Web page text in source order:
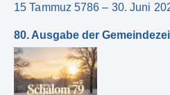
15 Tammuz 5786 – 30. Juni
80. Ausgabe der